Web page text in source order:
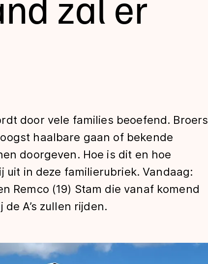
door vele families beoefend. Broers
haalbare gaan of bekende
doorgeven. Hoe is dit en hoe
uit in deze familierubriek. Vandaag:
Remco (19) Stam die vanaf komend
A’s zullen rijden.